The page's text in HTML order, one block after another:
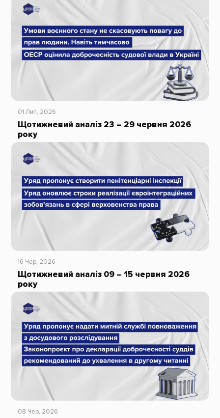
01 Лип, 2026
Щотижневий аналіз 23 – 29 червня 2026
року
16 Чер, 2026
Щотижневий аналіз 09 – 15 червня 2026
року
08 Чер, 2026